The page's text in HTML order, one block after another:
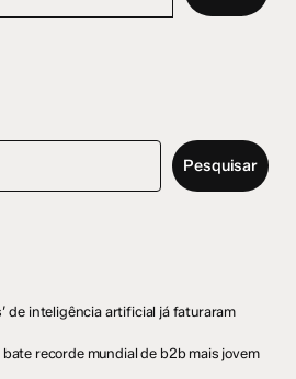
Pesquisar
de inteligência artificial já faturaram
bate recorde mundial de b2b mais jovem